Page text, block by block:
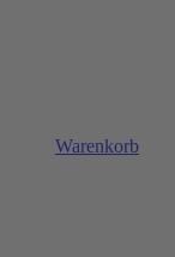
Warenkorb